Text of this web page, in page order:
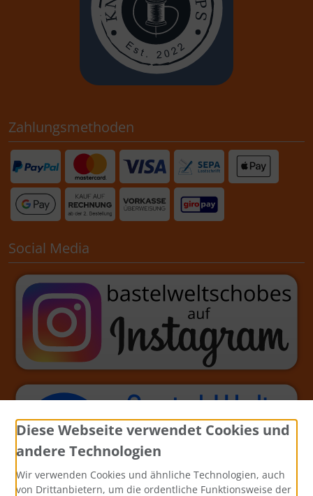
Zahlungsmethoden
Social Media
Diese Webseite verwendet Cookies und
andere Technologien
Wir verwenden Cookies und ähnliche Technologien, auch
von Drittanbietern, um die ordentliche Funktionsweise der